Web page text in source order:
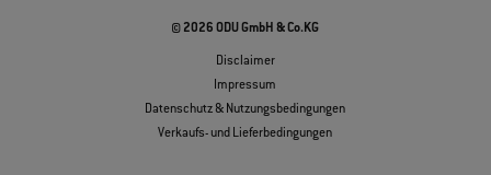
© 2026 ODU GmbH & Co.KG
Disclaimer
Impressum
Datenschutz & Nutzungsbedingungen
Verkaufs- und Lieferbedingungen